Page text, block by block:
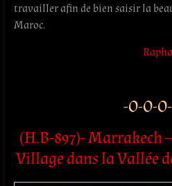
travailler afin de bien saisir la
Maroc.
-O-O-
(H.B-897)- Marrakech
Village dans la Vallée